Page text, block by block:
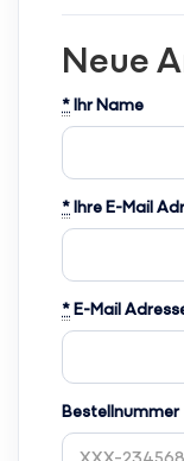
Neue
* Ihr Name
* Ihre E-Mail
* E-Mail
Bestellnummer